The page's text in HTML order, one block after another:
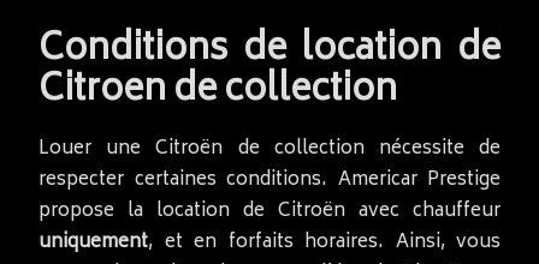
Conditions de location de
Citroen de collection
Louer une Citroën de collection nécessite de
respecter certaines conditions. Americar Prestige
propose la location de Citroën avec chauffeur
uniquement, et en forfaits horaires. Ainsi, vous